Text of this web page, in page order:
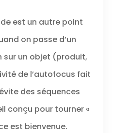
est un autre point
on passe d’un
sur un objet (produit,
de l’autofocus fait
des séquences
conçu pour tourner «
est bienvenue.